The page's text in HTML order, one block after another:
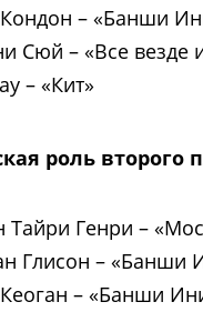
– «Банши
Сюй – «Все везде
– «Кит»
роль второго
Тайри Генри –
Глисон – «Банши
– «Банши